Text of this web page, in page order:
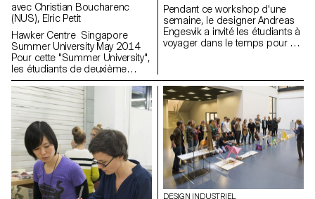
avec Christian Boucharenc
(NUS), Elric Petit
Hawker Centre Singapore
Summer University May 2014
Pour cette "Summer University",
les étudiants de deuxième
année Bachelor en design
industriel ont collaboré avec les
étudiants de la National
University of Singapore lors du
workshop "Hawker Centres".
Les "Hawker Centres" sont
des restaurants traditionnels où
se réunissent les
Singapouriens de tout horizon.
Plus que des restaurants, ces
lieux sont de véritables points
Pendant ce workshop d'une
semaine, le designer Andreas
Engesvik a invité les étudiants à
voyager dans le temps pour y
original en lui attribuant une
nouvelle expression, mais en
restant dans la même
catégorie.
DESIGN INDUSTRIEL